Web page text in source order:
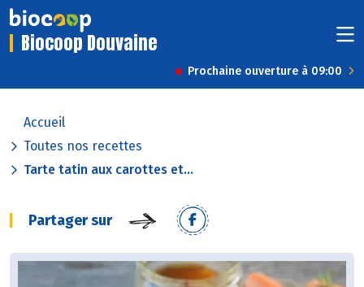
Biocoop Douvaine
Prochaine ouverture à 09:00
Accueil
Toutes nos recettes
Tarte tatin aux carottes et...
Partager sur